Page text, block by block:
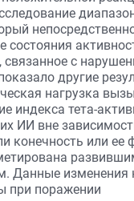
состояния
связанное с
другие
нагрузка
индекса тета-
ИИ вне
конечность или ее
Данные изменения
при поражении